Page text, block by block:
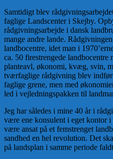
Samtidigt blev
faglige Landscenter i Skejby.
rådgivningsarbejde i dansk
mange andre lande.
landbocentre, idet man i
ca. 50 firestrengede
planteavl, økonomi, kvæg, svin,
tværfaglige rådgivning blev
faglige grene, men med
led i vejledningspakken til
Jeg har således i mine 40 år i
være ene konsulent i eget kontor
være ansat på et femstrenget
sandhed en hel revolution. Det
på landsplan i samme periode